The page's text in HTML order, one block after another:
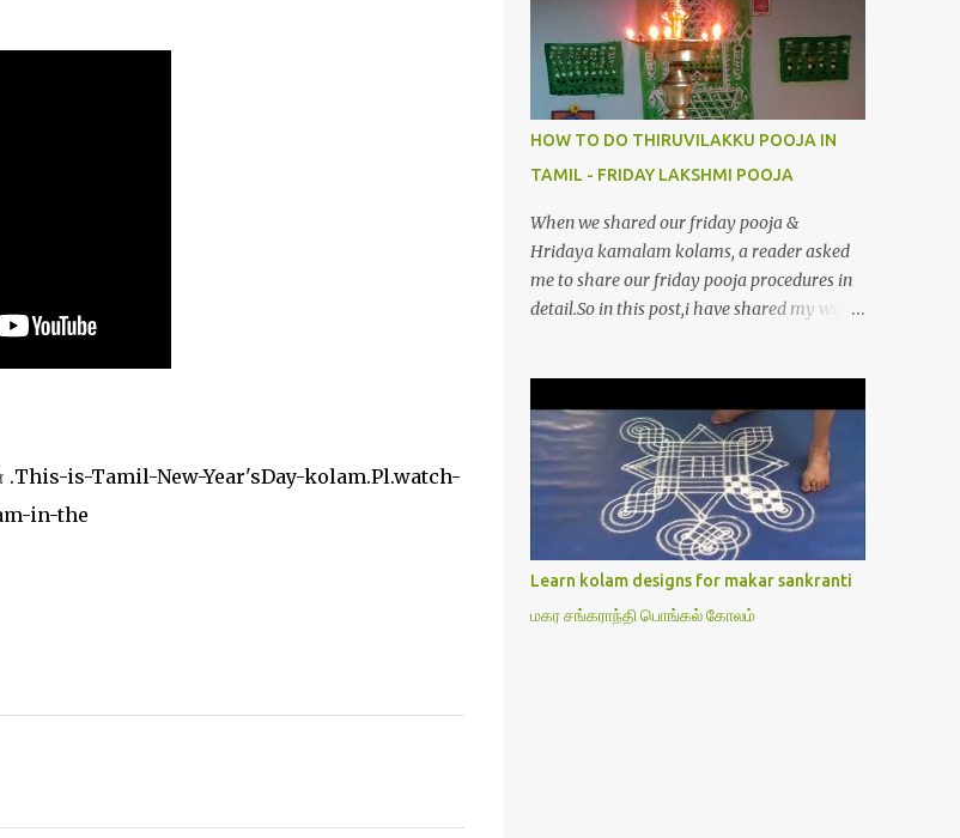
.This-is-Tamil-New-Year'sDay-kolam.Pl.watch-
in-the
6.இயற்கையாய் அறிவொளி ஆனாய் போற்றி
7.ஈரேழுலகம் ஈன்றாய் போற்றி 8.பிறர்வயமாகா
பெரியோய் போற்றி 9.பேரின்பப் பெருக்காய்
பொலிந்தாய் போற்றி 10.பேரருட்கடலாம் பேரரு...
HOW TO DO THIRUVILAKKU POOJA IN
TAMIL - FRIDAY LAKSHMI POOJA
When we shared our friday pooja &
Hridaya kamalam kolams, a reader asked
me to share our friday pooja procedures in
detail.So in this post,i have shared my wife’s
procedure for more than 40 years in our
house each Friday.Now my daughter-in-law
is also performing the same.In this post,i
have written how to make Lakshmi poojai
with Thiruvilakku poojai
kolam,Hridayakamalam kolam and
thiruvilakku pooja stotram/slokas along
with 108 potri in tamil. i.e Archanai slokam
Learn kolam designs for makar sankranti
மகர சங்கராந்தி பொங்கல் கோலம்